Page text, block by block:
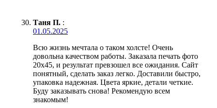
Таня П. :
01.05.2025
Всю жизнь мечтала о таком холсте! Очень
довольна качеством работы. Заказала печать фото
20х45, и результат превзошел все ожидания. Сайт
понятный, сделать заказ легко. Доставили быстро,
упаковка надежная. Цвета яркие, детали четкие.
Буду заказывать снова! Рекомендую всем
знакомым!